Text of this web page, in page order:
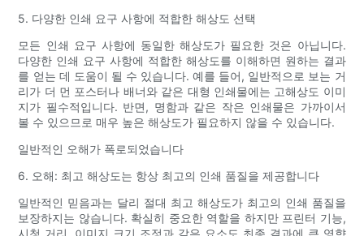
5. 다양한 인쇄 요구 사항에 적합한 해상도 선택
모든 인쇄 요구 사항에 동일한 해상도가 필요한 것은 아닙니다.
다양한 인쇄 요구 사항에 적합한 해상도를 이해하면 원하는 결과
를 얻는 데 도움이 될 수 있습니다. 예를 들어, 일반적으로 보는 거
리가 더 먼 포스터나 배너와 같은 대형 인쇄물에는 고해상도 이미
지가 필수적입니다. 반면, 명함과 같은 작은 인쇄물은 가까이서
볼 수 있으므로 매우 높은 해상도가 필요하지 않을 수 있습니다.
일반적인 오해가 폭로되었습니다
6. 오해: 최고 해상도는 항상 최고의 인쇄 품질을 제공합니다
일반적인 믿음과는 달리 절대 최고 해상도가 최고의 인쇄 품질을
보장하지는 않습니다. 확실히 중요한 역할을 하지만 프린터 기능,